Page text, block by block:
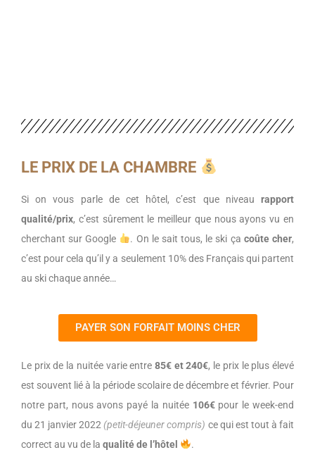
LE PRIX DE LA CHAMBRE
Si on vous parle de cet hôtel, c’est que niveau rapport
qualité/prix, c’est sûrement le meilleur que nous ayons vu en
cherchant sur Google
. On le sait tous, le ski ça coûte cher,
c’est pour cela qu’il y a seulement 10% des Français qui partent
au ski chaque année…
PAYER SON FORFAIT MOINS CHER
Le prix de la nuitée varie entre 85€ et 240€, le prix le plus élevé
est souvent lié à la période scolaire de décembre et février. Pour
notre part, nous avons payé la nuitée 106€pour le week-end
du 21 janvier 2022 (petit-déjeuner compris) ce qui est tout à fait
correct au vu de la qualité de l’hôtel .